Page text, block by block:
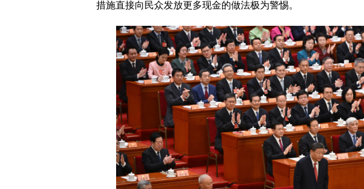
措施直接向民众发放更多现金的做法极为警惕。